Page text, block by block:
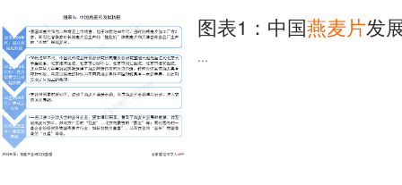
图表1：中国燕麦片发
...